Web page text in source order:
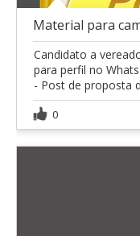
Candidato a
para perfil no
- Post de proposta
0